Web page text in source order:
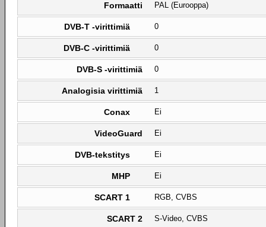
Formaatti PAL (Eurooppa)
DVB-T -virittimiä 0
DVB-C -virittimiä 0
DVB-S -virittimiä 0
Analogisia virittimiä 1
Conax Ei
VideoGuard Ei
DVB-tekstitys Ei
MHP Ei
SCART 1 RGB, CVBS
SCART 2 S-Video, CVBS